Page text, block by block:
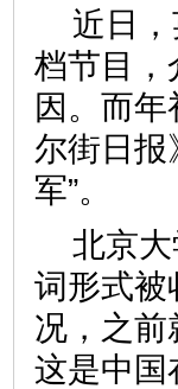
近日
档节目，
因。而年
尔街日报
军”。
北京
词形式被
况，之前
这是中